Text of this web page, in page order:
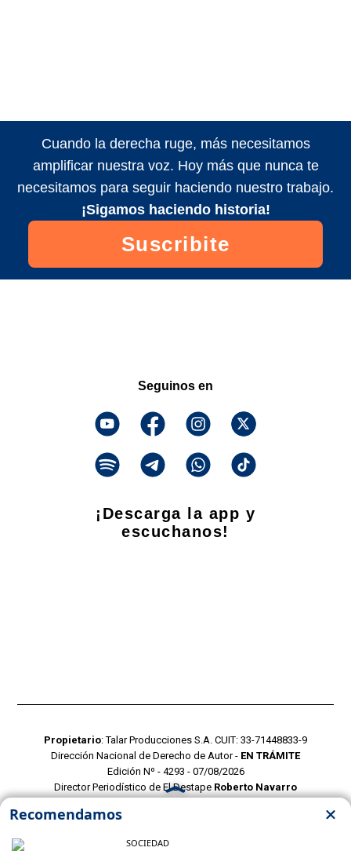
Cuando la derecha ruge, más necesitamos
amplificar nuestra voz. Hoy más que nunca te
necesitamos para seguir haciendo nuestro trabajo.
¡Sigamos haciendo historia!
Suscribite
Seguinos en
¡Descarga la app y
escuchanos!
Propietario: Talar Producciones S.A. CUIT: 33-71448833-9
Dirección Nacional de Derecho de Autor - EN TRÁMITE
Edición Nº - 4293 - 07/08/2026
Director Periodístico de El Destape Roberto Navarro
POLITICAS DE PRIVACIDAD